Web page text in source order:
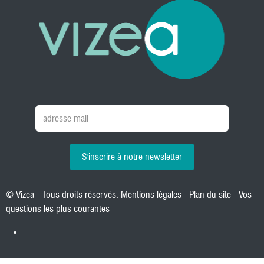
S'inscrire à notre newsletter
© Vizea - Tous droits réservés. Mentions légales - Plan du site - Vos
questions les plus courantes